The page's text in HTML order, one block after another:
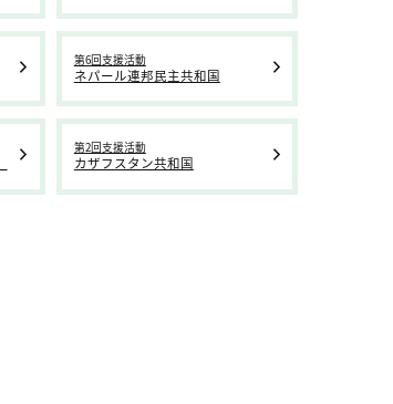
第6回支援活動
ネパール連邦民主共和国
第2回支援活動
カザフスタン共和国